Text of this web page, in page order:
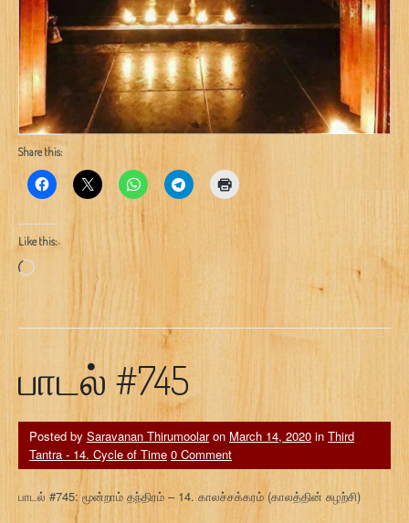
Share this:
Like this:
Loading…
பாடல் #745
Posted by Saravanan Thirumoolaron March 14, 2020 in Third
Tantra - 14. Cycle of Time 0 Comment
பாடல் #745: மூன்றாம் தந்திரம் – 14. காலச்சக்கரம் (காலத்தின் சுழற்சி)